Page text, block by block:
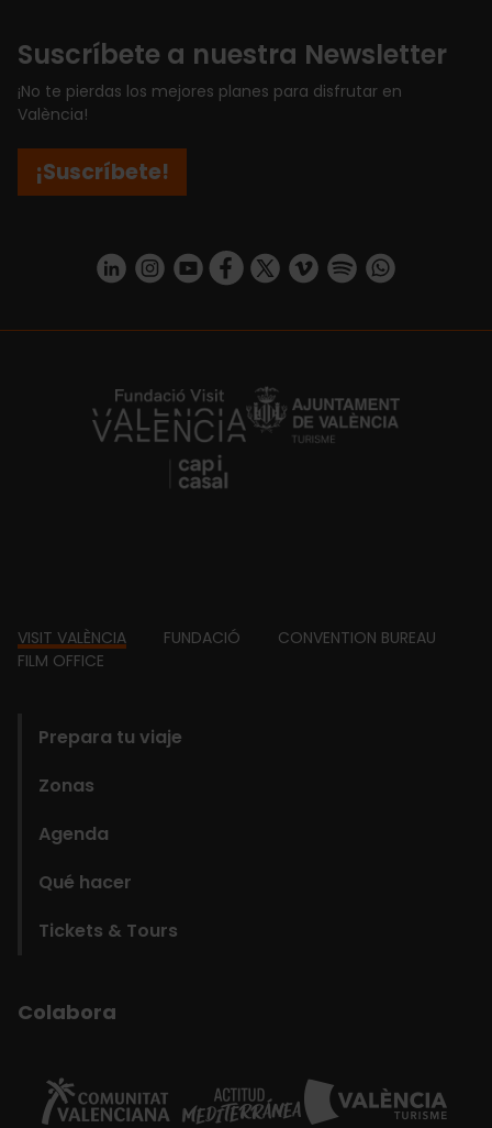
Suscríbete a nuestra Newsletter
¡No te pierdas los mejores planes para disfrutar en
València!
¡Suscríbete!
https://www.linkedin.com/company/turismo-valencia/mycompany/
https://www.instagram.com/visit_valencia/
https://www.youtube.com/user/
https://www.facebook.com/
https://twitter.com/
https://vimeo.com/
https://https://api.whatsapp.com/
https://fundacion.visitvalencia.com/
Footer
VISIT VALÈNCIA FUNDACIÓ
CONVENTION BUREAU
FILM OFFICE
Prepara tu viaje
Zonas
Agenda
Qué hacer
Tickets & Tours
Colabora